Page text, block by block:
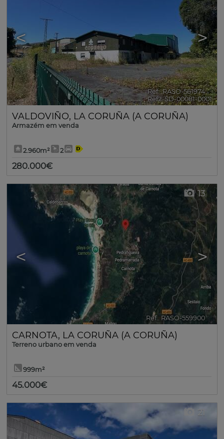
< >
Ref.. RASO-561974 🔗
Ref2. SD-00081-0001
VALDOVIÑO, LA CORUÑA (A CORUÑA)
Armazém em venda
2.960m² 2
280.000€
< >
13
Ref.. RASO-559900 🔗
CARNOTA, LA CORUÑA (A CORUÑA)
Terreno urbano em venda
999m²
45.000€
21